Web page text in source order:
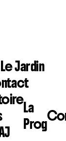
Le Jardin
La
Prog